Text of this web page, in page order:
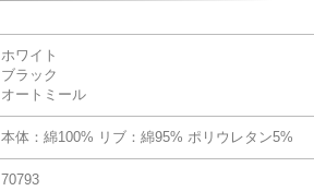
ホワイト
ブラック
オートミール
本体：綿100% リブ：綿95% ポリウレタン5%
70793